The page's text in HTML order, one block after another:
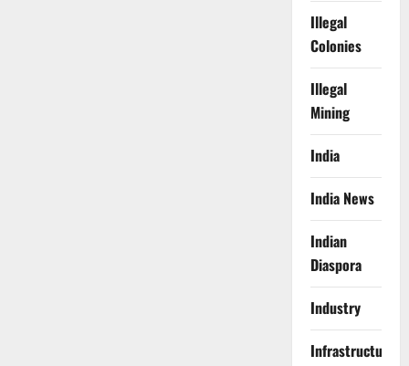
Illegal
Colonies
Illegal
Mining
India
India News
Indian
Diaspora
Industry
Infrastructure